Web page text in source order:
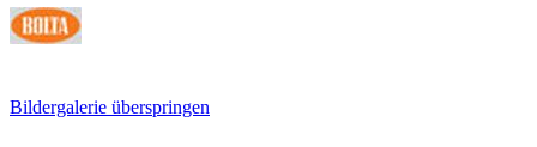
Bildergalerie überspringen